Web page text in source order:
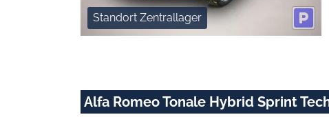
Standort Zentrallager
Alfa Romeo Tonale Hybrid Sprint